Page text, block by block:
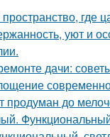
где
уют и
дачи:
продуман до